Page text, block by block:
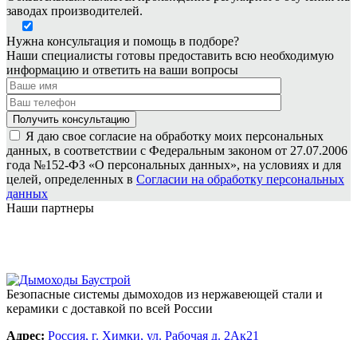
заводах производителей.
Нужна консультация и помощь в подборе?
Наши специалисты готовы предоставить всю необходимую
информацию и ответить на ваши вопросы
Я даю свое согласие на обработку моих персональных
данных, в соответствии с Федеральным законом от 27.07.2006
года №152-ФЗ «О персональных данных», на условиях и для
целей, определенных в Согласии на обработку персональных
данных
Наши партнеры
Безопасные системы дымоходов из нержавеющей стали и
керамики с доставкой по всей России
Адрес: Россия, г. Химки, ул. Рабочая д. 2Ак21